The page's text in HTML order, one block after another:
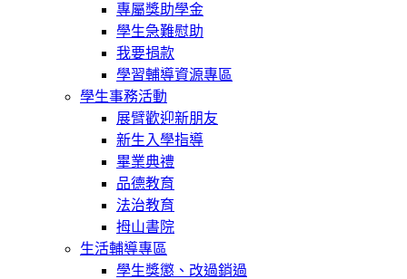
專屬獎助學金
學生急難慰助
我要捐款
學習輔導資源專區
學生事務活動
展臂歡迎新朋友
新生入學指導
畢業典禮
品德教育
法治教育
拇山書院
生活輔導專區
學生獎懲、改過銷過